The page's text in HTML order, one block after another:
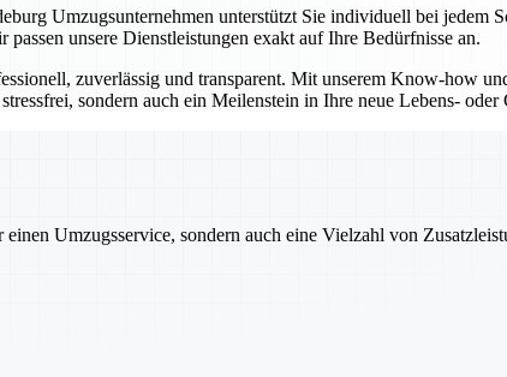
Umzugsunternehmen unterstützt Sie individuell bei jedem
unsere Dienstleistungen exakt auf Ihre Bedürfnisse an.
zuverlässig und transparent. Mit unserem Know-how
sondern auch ein Meilenstein in Ihre neue Lebens- oder
Umzugsservice, sondern auch eine Vielzahl von